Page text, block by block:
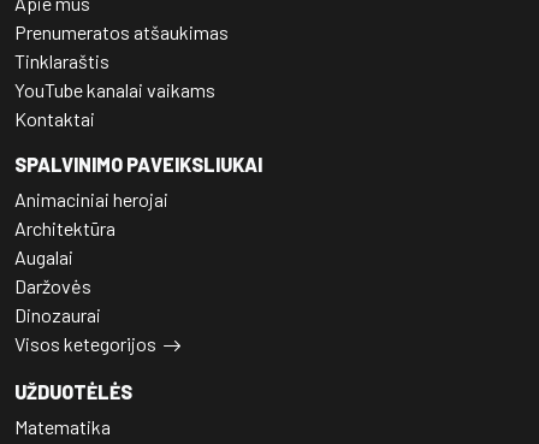
Prenumeratos atšaukimas
Tinklaraštis
YouTube kanalai vaikams
Kontaktai
SPALVINIMO PAVEIKSLIUKAI
Animaciniai herojai
Architektūra
Augalai
Daržovės
Dinozaurai
Visos ketegorijos
UŽDUOTĖLĖS
Matematika